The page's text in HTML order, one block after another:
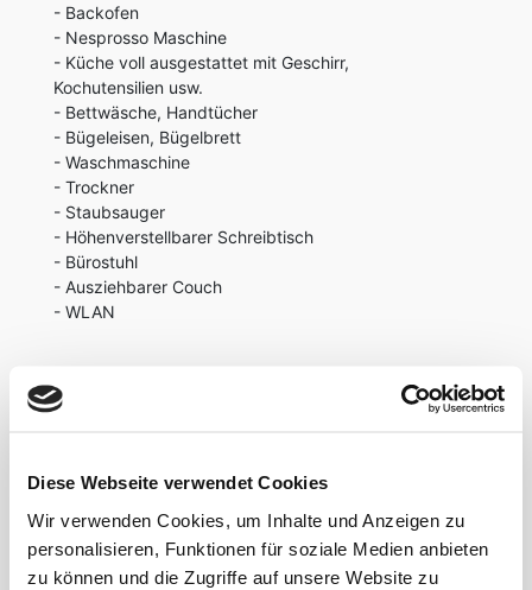
Diese Webseite verwendet Cookies
Wir verwenden Cookies, um Inhalte und Anzeigen zu
personalisieren, Funktionen für soziale Medien anbieten
zu können und die Zugriffe auf unsere Website zu
- Backofen
- Nesprosso Maschine
- Küche voll ausgestattet mit Geschirr,
Kochutensilien usw.
- Bettwäsche, Handtücher
- Bügeleisen, Bügelbrett
- Waschmaschine
- Trockner
- Staubsauger
- Höhenverstellbarer Schreibtisch
- Bürostuhl
- Ausziehbarer Couch
- WLAN
LAGE
Medienhafens sehr zu schätzen. Der Noch-Nicht-
Düsseldorfer wird sich gerne von der einzigartigen
Atmosphäre, die dieser Stadtteil zu bieten hat,
begeistern und faszinieren lassen.